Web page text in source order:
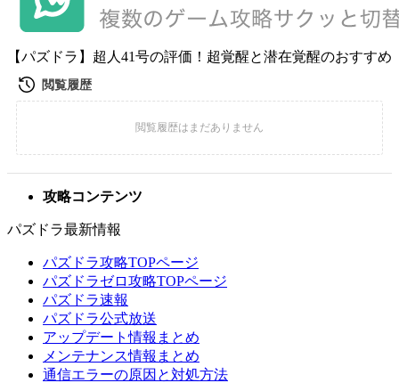
【パズドラ】超人41号の評価！超覚醒と潜在覚醒のおすすめ
攻略コンテンツ
パズドラ最新情報
パズドラ攻略TOPページ
パズドラゼロ攻略TOPページ
パズドラ速報
パズドラ公式放送
アップデート情報まとめ
メンテナンス情報まとめ
通信エラーの原因と対処方法